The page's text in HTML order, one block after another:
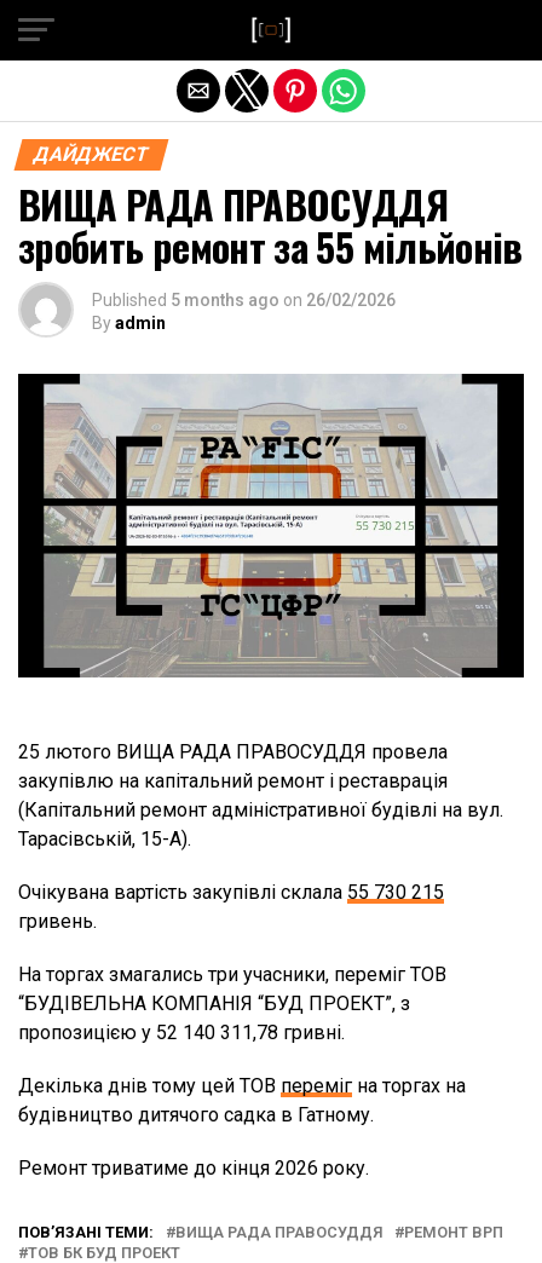
ДАЙДЖЕСТ
ВИЩА РАДА ПРАВОСУДДЯ
зробить ремонт за 55 мільйонів
Published 5 months ago on 26/02/2026
Byadmin
25 лютого ВИЩА РАДА ПРАВОСУДДЯ провела
закупівлю на капітальний ремонт і реставрація
(Капітальний ремонт адміністративної будівлі на вул.
Тарасівській, 15-А).
Очікувана вартість закупівлі склала 55 730 215
гривень.
На торгах змагались три учасники, переміг ТОВ
“БУДІВЕЛЬНА КОМПАНІЯ “БУД ПРОЕКТ”, з
пропозицією у 52 140 311,78 гривні.
Декілька днів тому цей ТОВ переміг на торгах на
будівництво дитячого садка в Гатному.
Ремонт триватиме до кінця 2026 року.
ПОВ’ЯЗАНІ ТЕМИ: ВИЩА РАДА ПРАВОСУДДЯ
РЕМОНТ ВРП
ТОВ БК БУД ПРОЕКТ
Exit mobile version